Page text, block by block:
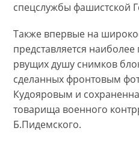
спецслужбы фашистской
Также впервые на
представляется
рвущих душу снимков
сделанных фронтовым
Кудояровым и
товарища военного
Б.Пидемского.